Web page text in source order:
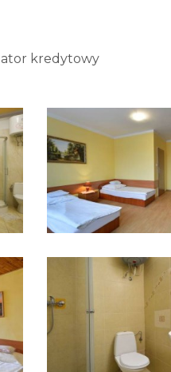
kredytowy